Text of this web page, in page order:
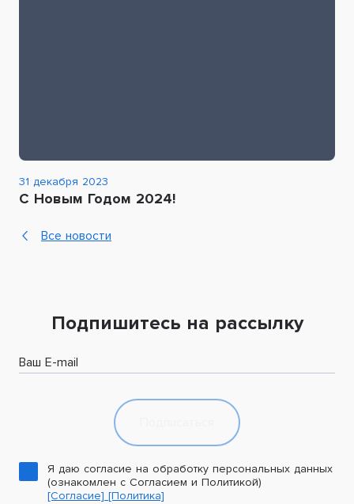
31 декабря 2023
С Новым Годом 2024!
Все новости
Подпишитесь на рассылку
Ваш E-mail
Я даю согласие на обработку персональных данных
(ознакомлен с Согласием и Политикой)
[Согласие] [Политика]